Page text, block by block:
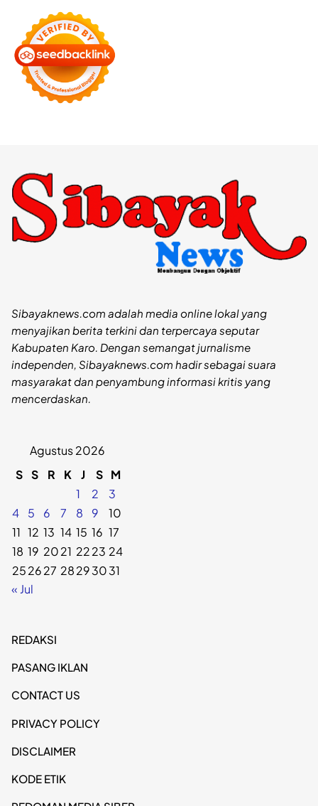
Sibayaknews.com adalah media online lokal yang
menyajikan berita terkini dan terpercaya seputar
Kabupaten Karo. Dengan semangat jurnalisme
independen, Sibayaknews.com hadir sebagai suara
masyarakat dan penyambung informasi kritis yang
mencerdaskan.
Agustus 2026
S S R K J S M
1
2
3
4
5 6 7 8 9
10
11 12 13 14 15 16 17
18 19 2021 2223 24
252627 28293031
« Jul
REDAKSI
PASANG IKLAN
CONTACT US
PRIVACY POLICY
DISCLAIMER
KODE ETIK